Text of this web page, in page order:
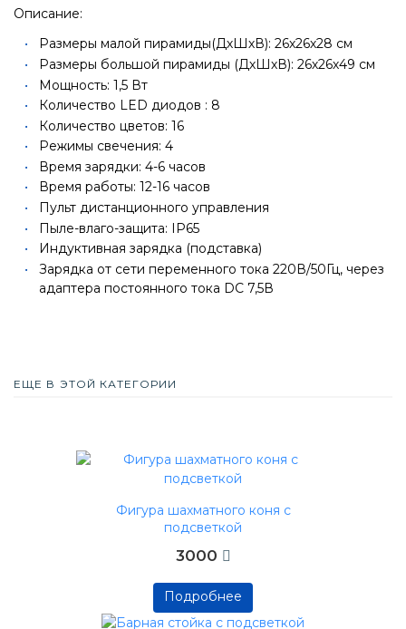
Описание:
Размеры малой пирамиды(ДхШхВ): 26х26х28 см
Размеры большой пирамиды (ДхШхВ): 26х26х49 см
Мощность: 1,5 Вт
Количество LED диодов : 8
Количество цветов: 16
Режимы свечения: 4
Время зарядки: 4-6 часов
Время работы: 12-16 часов
Пульт дистанционного управления
Пыле-влаго-защита: IP65
Индуктивная зарядка (подставка)
Зарядка от сети переменного тока 220В/50Гц, через
адаптера постоянного тока DC 7,5В
ЕЩЕ В ЭТОЙ КАТЕГОРИИ
Фигура шахматного коня с
подсветкой
3000
Подробнее
Подробнее